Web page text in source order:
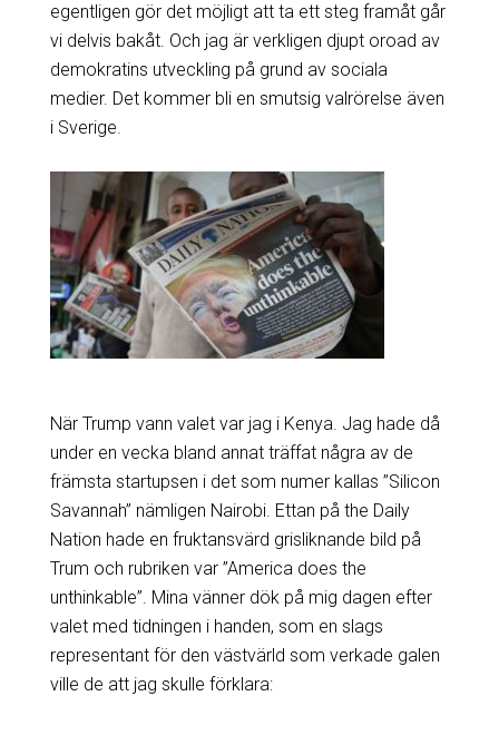
egentligen gör det möjligt att ta ett steg framåt går
vi delvis bakåt. Och jag är verkligen djupt oroad av
demokratins utveckling på grund av sociala
medier. Det kommer bli en smutsig valrörelse även
i Sverige.
När Trump vann valet var jag i Kenya. Jag hade då
under en vecka bland annat träffat några av de
främsta startupsen i det som numer kallas ”Silicon
Savannah” nämligen Nairobi. Ettan på the Daily
Nation hade en fruktansvärd grisliknande bild på
Trum och rubriken var ”America does the
unthinkable”. Mina vänner dök på mig dagen efter
valet med tidningen i handen, som en slags
representant för den västvärld som verkade galen
ville de att jag skulle förklara: